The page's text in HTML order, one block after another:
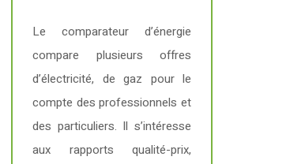
Le comparateur d’énergie
compare plusieurs offres
d’électricité, de gaz pour le
compte des professionnels et
des particuliers. Il s’intéresse
aux rapports qualité-prix,